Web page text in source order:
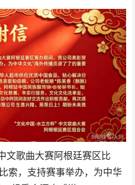
文歌曲大赛阿根廷赛区比
索，支持赛事举办，为中华